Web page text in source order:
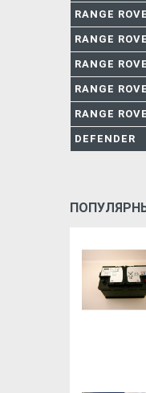
RANGE
RANGE
RANGE
RANGE
RANGE
DEFENDER